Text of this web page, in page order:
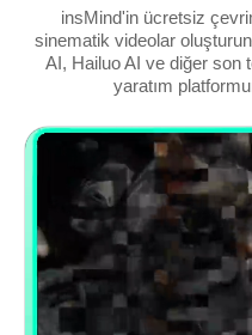
insMind'in ücretsiz
sinematik videolar
AI, Hailuo AI ve diğer son
yaratım